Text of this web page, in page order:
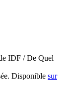
IDF / De Quel
Disponible sur